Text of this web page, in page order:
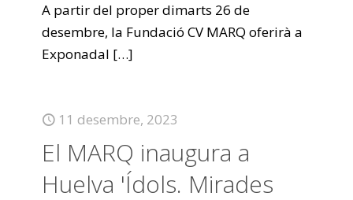
A partir del proper dimarts 26 de
desembre, la Fundació CV MARQ oferirà a
Exponadal […]
11 desembre, 2023
El MARQ inaugura a
Huelva 'Ídols. Mirades